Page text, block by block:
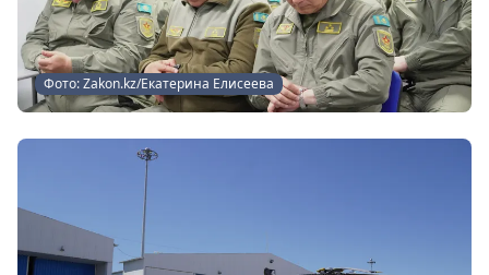
Фото: Zakon.kz/Екатерина Елисеева